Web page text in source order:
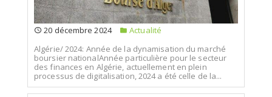
20 décembre 2024
Actualité
Algérie/ 2024: Année de la dynamisation du marché
boursier nationalAnnée particulière pour le secteur
des finances en Algérie, actuellement en plein
processus de digitalisation, 2024 a été celle de la...